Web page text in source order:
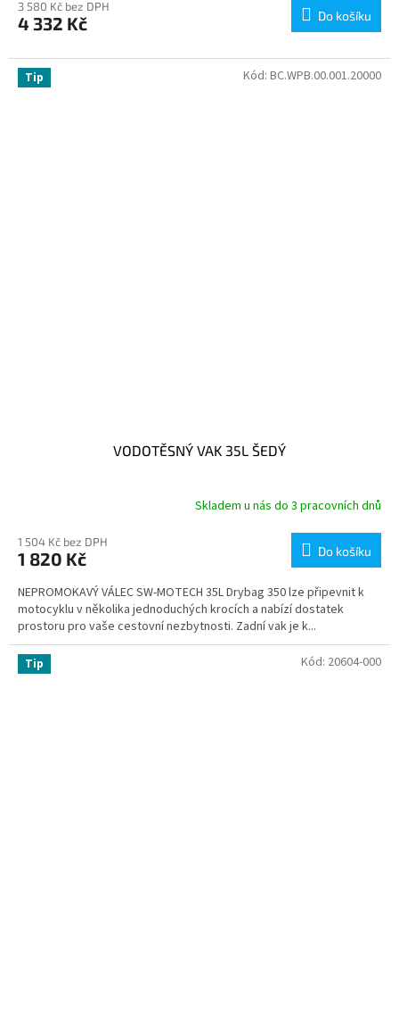
3 580 Kč bez DPH
4 332 Kč Do košíku
Tip
VODOTĚSNÝ VAK 35L ŠEDÝ
Skladem u nás do 3 pracovních dnů
1 504 Kč bez DPH
1 820 Kč Do košíku
NEPROMOKAVÝ VÁLEC SW-MOTECH 35L Drybag 350 lze připevnit k
motocyklu v několika jednoduchých krocích a nabízí dostatek
prostoru pro vaše cestovní nezbytnosti. Zadní vak je k...
Kód: BC.WPB.00.001.20000
Tip Kód: 20604-000